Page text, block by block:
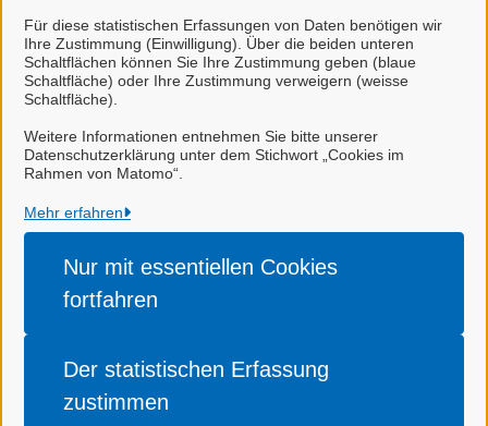
Für diese statistischen Erfassungen von Daten benötigen wir
Ihre Zustimmung (Einwilligung). Über die beiden unteren
Schaltflächen können Sie Ihre Zustimmung geben (blaue
Schaltfläche) oder Ihre Zustimmung verweigern (weisse
Schaltfläche).
Weitere Informationen entnehmen Sie bitte unserer
Datenschutzerklärung unter dem Stichwort „Cookies im
Rahmen von Matomo“.
Mehr erfahren
Nur mit essentiellen Cookies
fortfahren
Der statistischen Erfassung
zustimmen
Stadt Celle
Impressum
Datenschutzerklärung
Cookie-Einstellungen